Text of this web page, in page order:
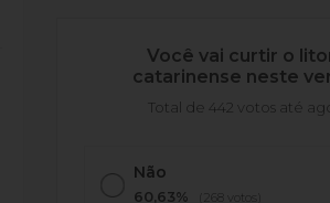
Você vai curtir o
catarinense neste
Total de 442 votos até
Não
60,63% (268 votos)